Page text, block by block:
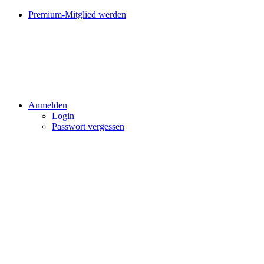
Premium-Mitglied werden
Anmelden
Login
Passwort vergessen